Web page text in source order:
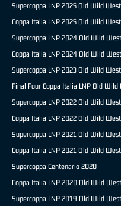
Supercoppa LNP 2025 Old Wild West
Coppa Italia LNP 2025 Old Wild West
Supercoppa LNP 2024 Old Wild West
Coppa Italia LNP 2024 Old Wild West
Supercoppa LNP 2023 Old Wild West
Final Four Coppa Italia LNP Old Wild
Supercoppa LNP 2022 Old Wild West
Coppa Italia LNP 2022 Old Wild West
Supercoppa LNP 2021 Old Wild West
Coppa Italia LNP 2021 Old Wild West
Supercoppa Centenario 2020
Coppa Italia LNP 2020 Old Wild West
Supercoppa LNP 2019 Old Wild West